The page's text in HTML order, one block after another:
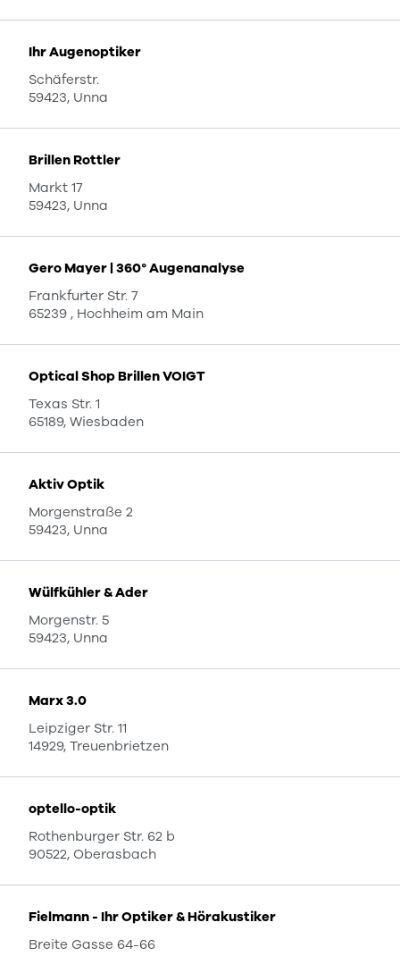
Ihr Augenoptiker
Schäferstr.
59423, Unna
Brillen Rottler
Markt 17
59423, Unna
Gero Mayer | 360° Augenanalyse
Frankfurter Str. 7
65239 , Hochheim am Main
Optical Shop Brillen VOIGT
Texas Str. 1
65189, Wiesbaden
Aktiv Optik
Morgenstraße 2
59423, Unna
Wülfkühler & Ader
Morgenstr. 5
59423, Unna
Marx 3.0
Leipziger Str. 11
14929, Treuenbrietzen
optello-optik
Rothenburger Str. 62 b
90522, Oberasbach
Fielmann - Ihr Optiker & Hörakustiker
Breite Gasse 64-66